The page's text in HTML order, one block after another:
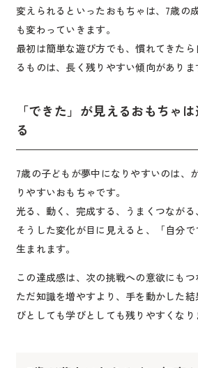
変えられるといったおもちゃは、7歳の
も変わっていきます。
最初は簡単な遊び方でも、慣れてきた
るものは、長く残りやすい傾向がありま
「できた」が見えるおもちゃ
る
7歳の子どもが夢中になりやすいのは、
りやすいおもちゃです。
光る、動く、完成する、うまくつながる
そうした変化が目に見えると、「自分
生まれます。
この達成感は、次の挑戦への意欲にもつ
ただ知識を増やすより、手を動かした
びとしても学びとしても残りやすくなり